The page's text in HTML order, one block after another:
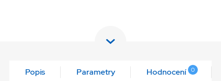
Popis Parametry Hodnocení 0